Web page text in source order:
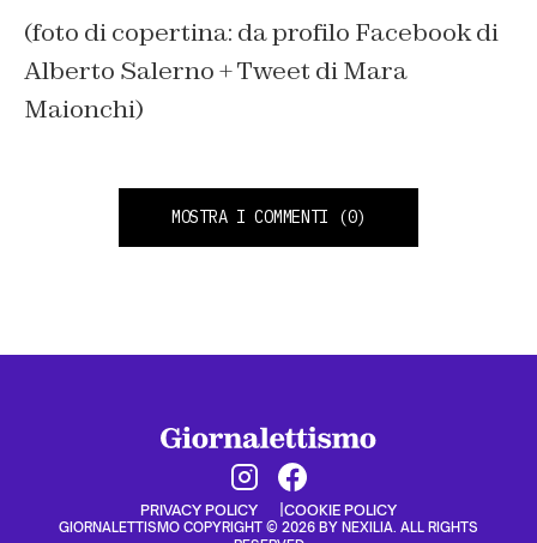
(foto di copertina: da profilo Facebook di
Alberto Salerno + Tweet di Mara
Maionchi)
MOSTRA I COMMENTI (0)
PRIVACY POLICY COOKIE POLICY
GIORNALETTISMO COPYRIGHT © 2026 BY NEXILIA. ALL RIGHTS